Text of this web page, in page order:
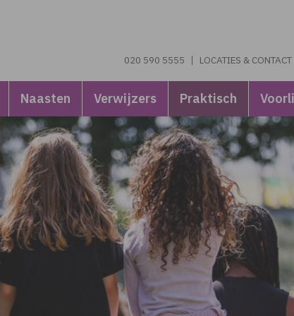
020 590 5555 LOCATIES & CONTACT
Naasten Verwijzers Praktisch